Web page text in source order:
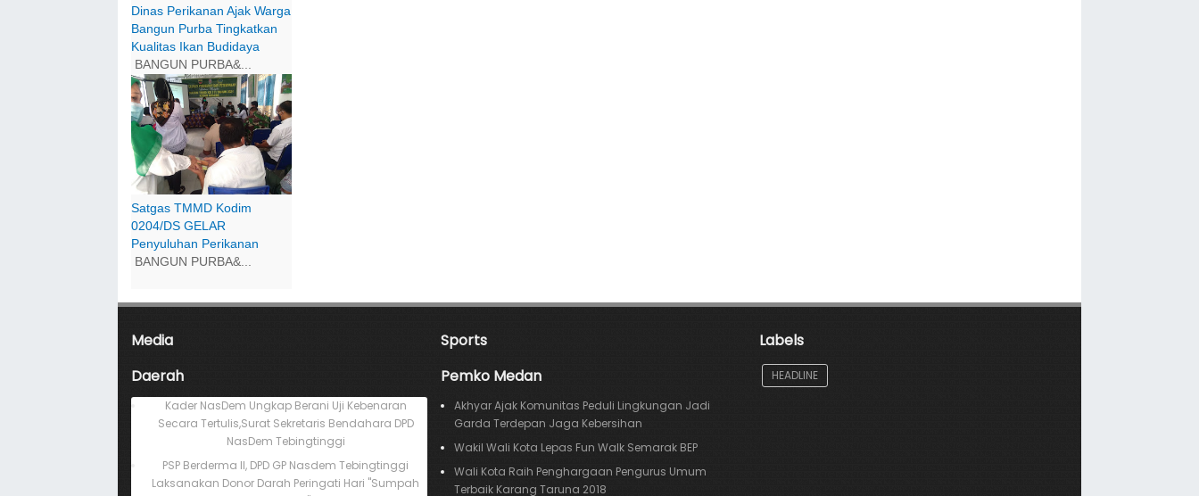
Dinas Perikanan Ajak Warga
Bangun Purba Tingkatkan
Kualitas Ikan Budidaya
BANGUN PURBA&...
Satgas TMMD Kodim
0204/DS GELAR
Penyuluhan Perikanan
BANGUN PURBA&...
Media
Daerah
Kader NasDem Ungkap Berani Uji Kebenaran
Secara Tertulis,Surat Sekretaris Bendahara DPD
NasDem Tebingtinggi
PSP Berderma II, DPD GP Nasdem Tebingtinggi
Laksanakan Donor Darah Peringati Hari "Sumpah
Sports
Pemko Medan
Akhyar Ajak Komunitas Peduli Lingkungan Jadi
Garda Terdepan Jaga Kebersihan
Wakil Wali Kota Lepas Fun Walk Semarak BEP
Wali Kota Raih Penghargaan Pengurus Umum
Terbaik Karang Taruna 2018
Labels
HEADLINE